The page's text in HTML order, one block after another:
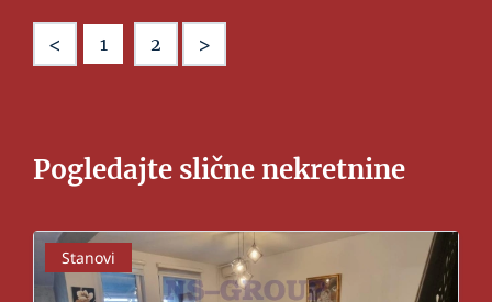
< 1 2 >
Pogledajte slične nekretnine
Stanovi